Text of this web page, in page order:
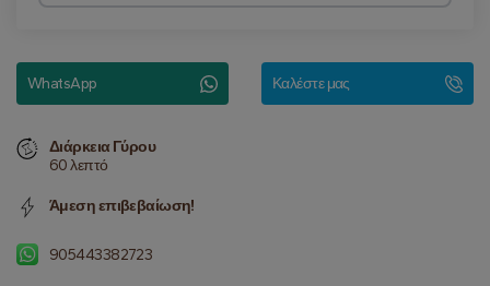
WhatsApp Καλέστε μας
Διάρκεια Γύρου
60 λεπτό
Άμεση επιβεβαίωση!
905443382723